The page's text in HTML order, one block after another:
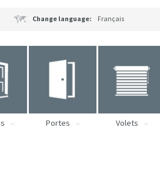
Change language: Français
Portes Volets